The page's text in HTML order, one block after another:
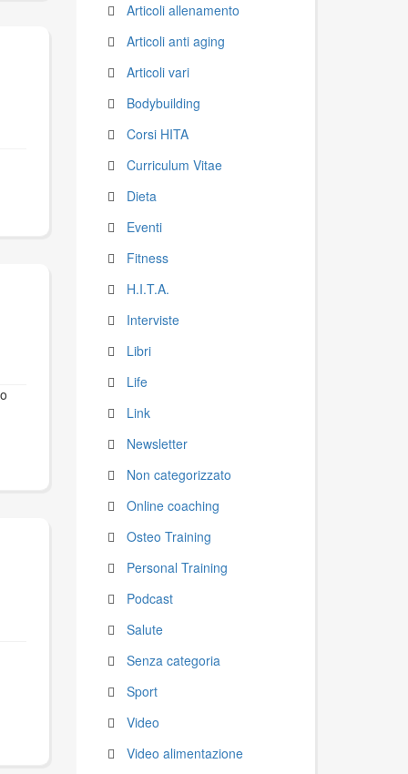
Articoli allenamento
Articoli anti aging
Articoli vari
Bodybuilding
Corsi HITA
Curriculum Vitae
Dieta
Eventi
Fitness
H.I.T.A.
Interviste
Libri
Life
Link
Newsletter
Non categorizzato
Online coaching
Osteo Training
Personal Training
Podcast
Salute
Senza categoria
Sport
Video
Video alimentazione